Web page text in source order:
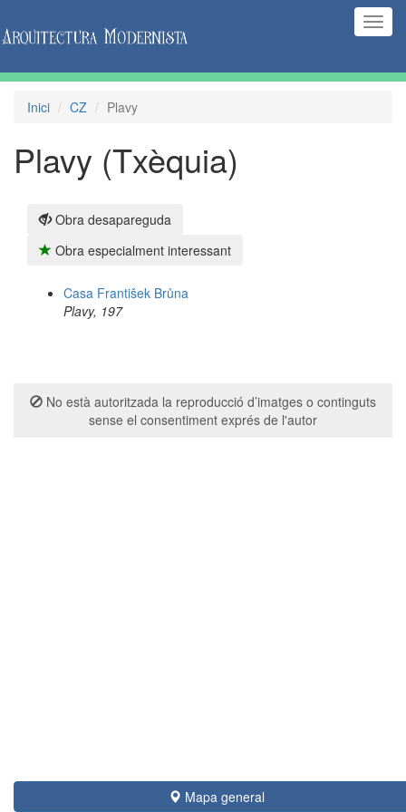
Inici CZ Plavy
Plavy (Txèquia)
Obra desapareguda
Obra especialment interessant
Casa František Brůna
Plavy, 197
Mapa general
No està autoritzada la reproducció d’imatges o continguts
sense el consentiment exprés de l'autor